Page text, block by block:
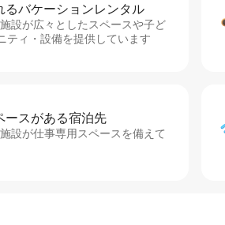
るバ⁠ケ⁠ー⁠シ⁠ョ⁠ンレ⁠ン⁠タ⁠ル
設が広々としたスペースや子ど
ティ・設備を提供しています
ー⁠スがあ⁠る宿⁠泊⁠先
設が仕事専用スペースを備えて